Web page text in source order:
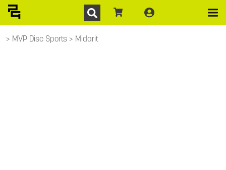
MVP Disc Sports Midarit